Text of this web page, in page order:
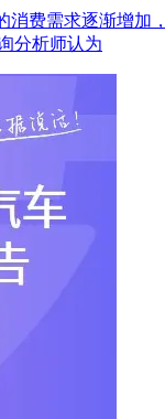
费需求逐渐增
分析师认为